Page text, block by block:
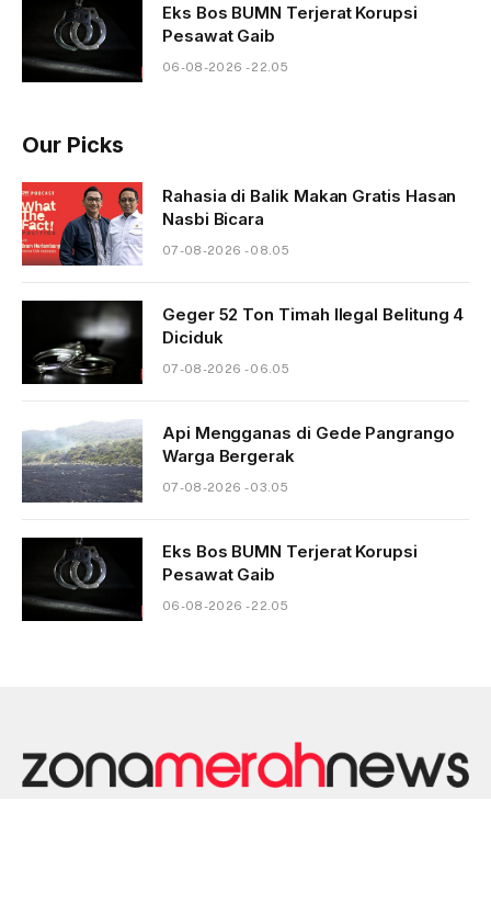
Eks Bos BUMN Terjerat Korupsi
Pesawat Gaib
06-08-2026 - 22.05
Our Picks
Rahasia di Balik Makan Gratis Hasan
Nasbi Bicara
07-08-2026 - 08.05
Geger 52 Ton Timah Ilegal Belitung 4
Diciduk
07-08-2026 - 06.05
Api Mengganas di Gede Pangrango
Warga Bergerak
07-08-2026 - 03.05
Eks Bos BUMN Terjerat Korupsi
Pesawat Gaib
06-08-2026 - 22.05